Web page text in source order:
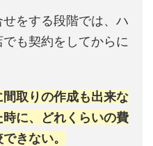
をする段階では、ハ
も契約をしてからに
取りの作成も出来な
に、どれくらいの費
きない。